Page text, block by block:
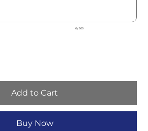
0 / 500
Add to Cart
Buy Now